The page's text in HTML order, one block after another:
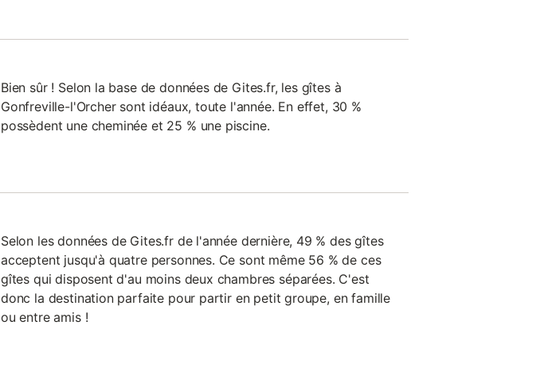
Bien sûr ! Selon la base de données de Gites.fr, les gîtes à
Gonfreville-l'Orcher sont idéaux, toute l'année. En effet, 30 %
possèdent une cheminée et 25 % une piscine.
Selon les données de Gites.fr de l'année dernière, 49 % des gîtes
acceptent jusqu'à quatre personnes. Ce sont même 56 % de ces
gîtes qui disposent d'au moins deux chambres séparées. C'est
donc la destination parfaite pour partir en petit groupe, en famille
ou entre amis !